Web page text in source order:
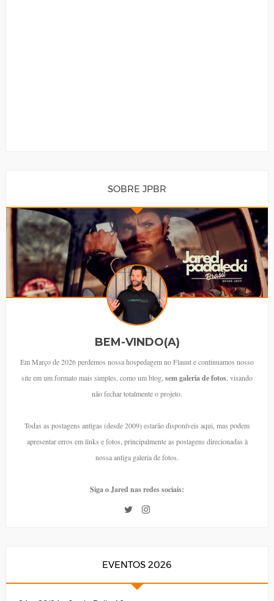
SOBRE JPBR
BEM-VINDO(A)
Em Março de 2026 perdemos nossa hospedagem no Flaunt e continuamos nosso
site em um formato mais simples, como um blog, sem galeria de fotos , visando
não fechar totalmente o projeto.
Todas as postagens antigas (desde 2009) estarão disponíveis aqui, mas podem
apresentar erros em links e fotos, principalmente as postagens direcionadas à
nossa antiga galeria de fotos.
Siga o Jared nas redes sociais:
EVENTOS 2026